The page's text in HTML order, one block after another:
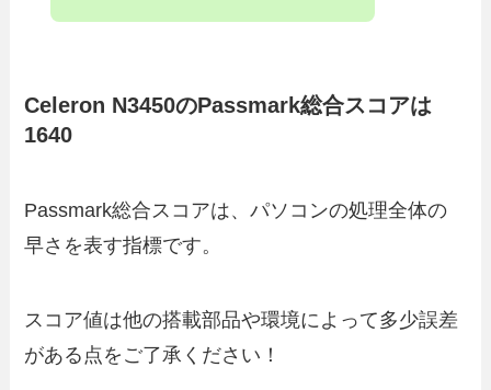
Celeron N3450のPassmark総合スコアは
1640
Passmark総合スコアは、パソコンの処理全体の
早さを表す指標です。
スコア値は他の搭載部品や環境によって多少誤差
がある点をご了承ください！